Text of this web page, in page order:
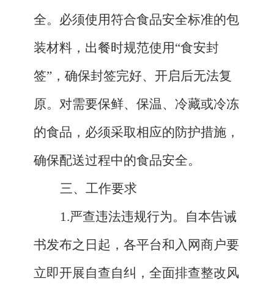
全。必须使用符合食品安全标准的包
装材料，出餐时规范使用“食安封
签”，确保封签完好、开启后无法复
原。对需要保鲜、保温、冷藏或冷冻
的食品，必须采取相应的防护措施，
确保配送过程中的食品安全。
三、工作要求
1.严查违法违规行为。自本告诫
书发布之日起，各平台和入网商户要
立即开展自查自纠，全面排查整改风